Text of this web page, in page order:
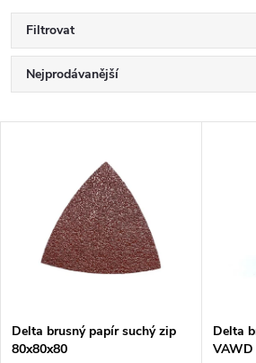
Filtrovat
Ř
a
p
Nejprodávanější
s
Delta brusný papír suchý zip
80x80x80
Delta
VAWD